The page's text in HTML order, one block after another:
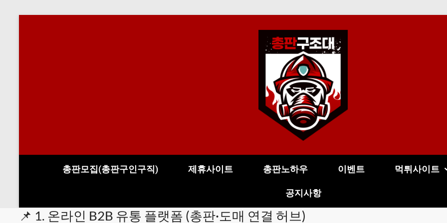
총판모집(총판구인구직) 제휴사이트 총판노하우 이벤트 먹튀사이트
공지사항
📌 1. 온라인 B2B 유통 플랫폼 (총판·도매 연결 허브)